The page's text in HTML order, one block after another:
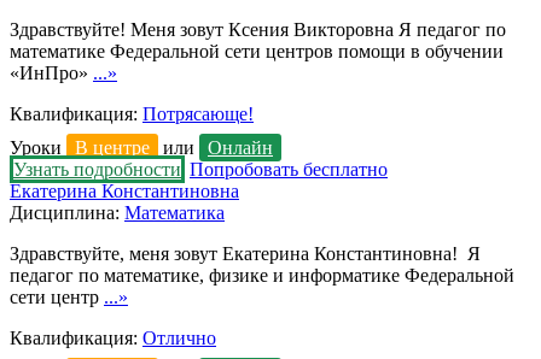
Здравствуйте! Меня зовут Ксения Викторовна Я педагог по
математике Федеральной сети центров помощи в обучении
«ИнПро» ...»
Квалификация: Потрясающе!
Уроки
В центре или
Онлайн
Узнать подробности Попробовать бесплатно
Екатерина Константиновна
Дисциплина: Математика
Здравствуйте, меня зовут Екатерина Константиновна! Я
педагог по математике, физике и информатике Федеральной
сети центр ...»
Квалификация: Отлично